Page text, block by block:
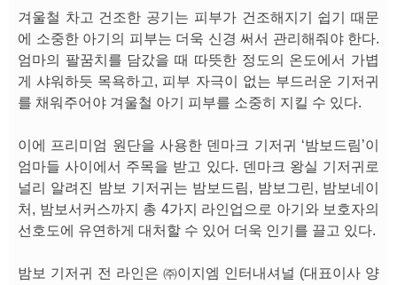
겨울철 차고 건조한 공기는 피부가 건조해지기 쉽기 때문
에 소중한 아기의 피부는 더욱 신경 써서 관리해줘야 한다.
엄마의 팔꿈치를 담갔을 때 따뜻한 정도의 온도에서 가볍
게 샤워하듯 목욕하고, 피부 자극이 없는 부드러운 기저귀
를 채워주어야 겨울철 아기 피부를 소중히 지킬 수 있다.
이에 프리미엄 원단을 사용한 덴마크 기저귀 ‘밤보드림’이
엄마들 사이에서 주목을 받고 있다. 덴마크 왕실 기저귀로
널리 알려진 밤보 기저귀는 밤보드림, 밤보그린, 밤보네이
처, 밤보서커스까지 총 4가지 라인업으로 아기와 보호자의
선호도에 유연하게 대처할 수 있어 더욱 인기를 끌고 있다.
밤보 기저귀 전 라인은 ㈜이지엠 인터내셔널 (대표이사 양